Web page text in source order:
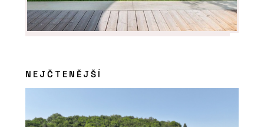
NEJČTENĚJŠÍ